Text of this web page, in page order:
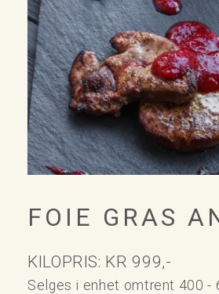
FOIE GRAS
KILOPRIS: KR 999,-
Selges i enhet omtrent 400 -